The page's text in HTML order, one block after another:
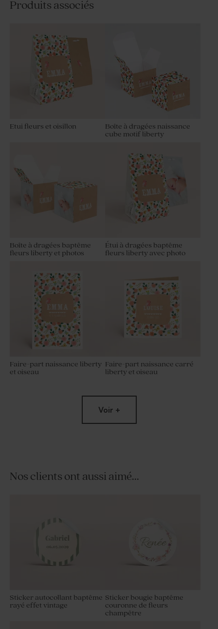
Produits associés
Etui fleurs et oisillon
Boîte à dragées naissance
cube motif liberty
Boîte à dragées baptême
fleurs liberty et photos
Étui à dragées baptême
fleurs liberty avec photo
Faire-part naissance liberty
et oiseau
Faire-part naissance carré
liberty et oiseau
Perle au biscuit chocolaté
Voir +
Nos clients ont aussi aimé...
Sticker autocollant baptême
rayé effet vintage
Sticker bougie baptême
couronne de fleurs
champêtre